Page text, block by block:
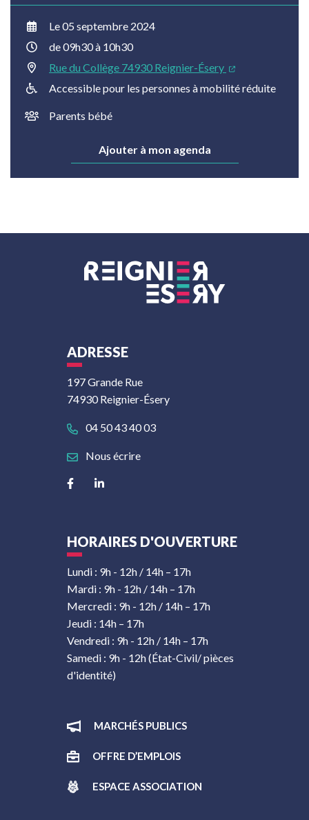
Le05 septembre 2024
de 09h30 à 10h30
Rue du Collège 74930 Reignier-Ésery
Accessible pour les personnes à mobilité réduite
Parents bébé
Ajouter à mon agenda
ADRESSE
197 Grande Rue
74930 Reignier-Ésery
04 50 43 40 03
Nous écrire
Lien vers le compte Facebook
Lien vers le compte Linkedin
HORAIRES D'OUVERTURE
Lundi : 9h - 12h / 14h – 17h
Mardi : 9h - 12h / 14h – 17h
Mercredi : 9h - 12h / 14h – 17h
Jeudi : 14h – 17h
Vendredi : 9h - 12h / 14h – 17h
Samedi : 9h - 12h (État-Civil/ pièces
d'identité)
MARCHÉS PUBLICS
OFFRE D’EMPLOIS
ESPACE ASSOCIATION